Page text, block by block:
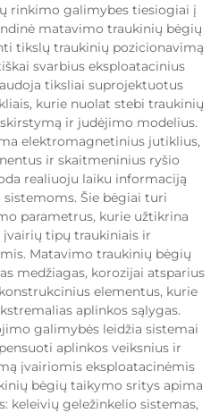
rinkimo galimybes tiesiogiai į
matavimo traukinių bėgių
tikslų traukinių pozicionavimą
svarbius eksploatacinius
tiksliai suprojektuotus
kurie nuolat stebi traukinių
ir judėjimo modelius.
elektromagnetinius jutiklius,
ir skaitmeninius ryšio
realiuoju laiku informaciją
Šie bėgiai turi
parametrus, kurie užtikrina
tipų traukiniais ir
Matavimo traukinių bėgių
medžiagas, korozijai atsparius
elementus, kurie
aplinkos sąlygas.
galimybės leidžia sistemai
aplinkos veiksnius ir
įvairiomis eksploatacinėmis
bėgių taikymo sritys apima
keleivių geležinkelio sistemas,